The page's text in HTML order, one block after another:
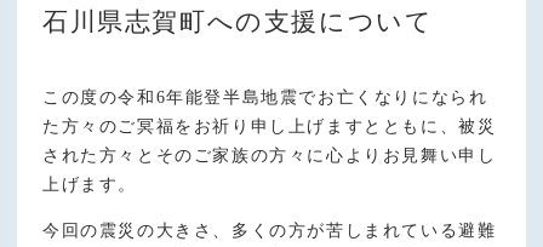
石川県志賀町への支援について
この度の令和6年能登半島地震でお亡くなりになられ
た方々のご冥福をお祈り申し上げますとともに、被災
された方々とそのご家族の方々に心よりお見舞い申し
上げます。
今回の震災の大きさ、多くの方が苦しまれている避難